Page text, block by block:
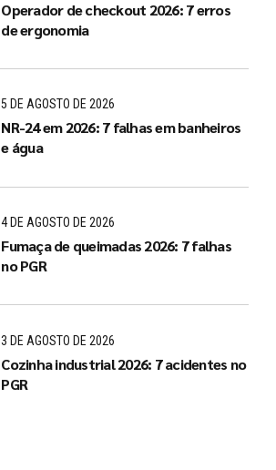
Operador de checkout 2026: 7 erros
de ergonomia
5 DE AGOSTO DE 2026
NR-24 em 2026: 7 falhas em banheiros
e água
4 DE AGOSTO DE 2026
Fumaça de queimadas 2026: 7 falhas
no PGR
3 DE AGOSTO DE 2026
Cozinha industrial 2026: 7 acidentes no
PGR